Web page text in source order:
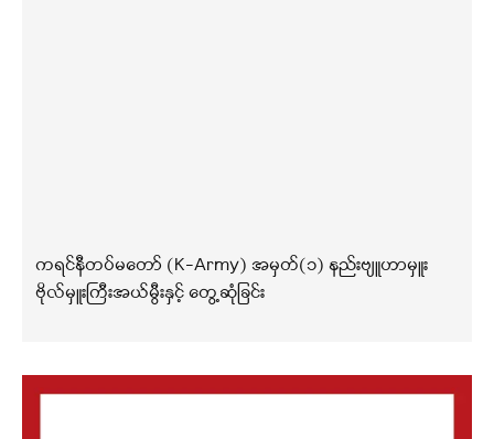
ကရင်နီတပ်မတော် (K-Army) အမှတ်(၁) နည်းဗျူဟာမှူး
ဗိုလ်မှူးကြီးအယ်မွီးနှင့် တွေ့ဆုံခြင်း